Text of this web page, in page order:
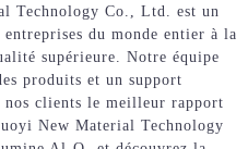
Technology Co., Ltd. est un
du monde entier à la
supérieure. Notre équipe
produits et un support
nos clients le meilleur rapport
New Material Technology